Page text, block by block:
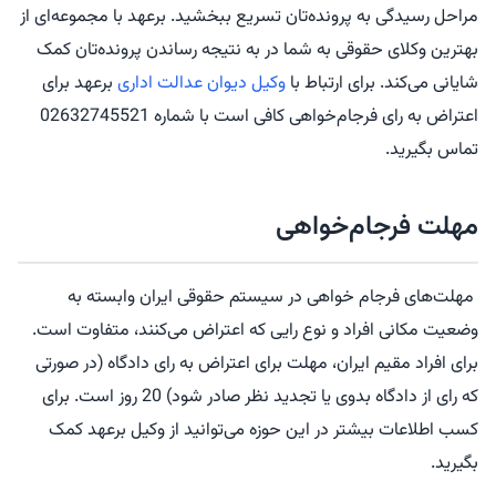
مراحل رسیدگی به پرونده‌تان تسریع ببخشید. برعهد با مجموعه‌ای از
بهترین وکلای حقوقی به شما در به نتیجه رساندن پرونده‌تان کمک
شایانی می‌کند. برای ارتباط با وکیل دیوان عدالت اداری برعهد برای
اعتراض به رای فرجام‌خواهی کافی است با شماره 02632745521
تماس بگیرید.
مهلت فرجام‌خواهی
مهلت‌های فرجام خواهی در سیستم حقوقی ایران وابسته به
وضعیت مکانی افراد و نوع رایی که اعتراض می‌کنند، متفاوت است.
برای افراد مقیم ایران، مهلت برای اعتراض به رای دادگاه (در صورتی
که رای از دادگاه بدوی یا تجدید نظر صادر شود) 20 روز است. برای
کسب اطلاعات بیشتر در این حوزه می‌توانید از وکیل برعهد کمک
بگیرید.